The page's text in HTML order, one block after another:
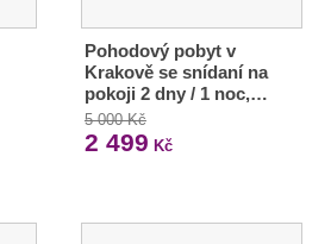
Pohodový pobyt v
Krakově se snídaní na
pokoji 2 dny / 1 noc,…
5 000 Kč
2 499 Kč